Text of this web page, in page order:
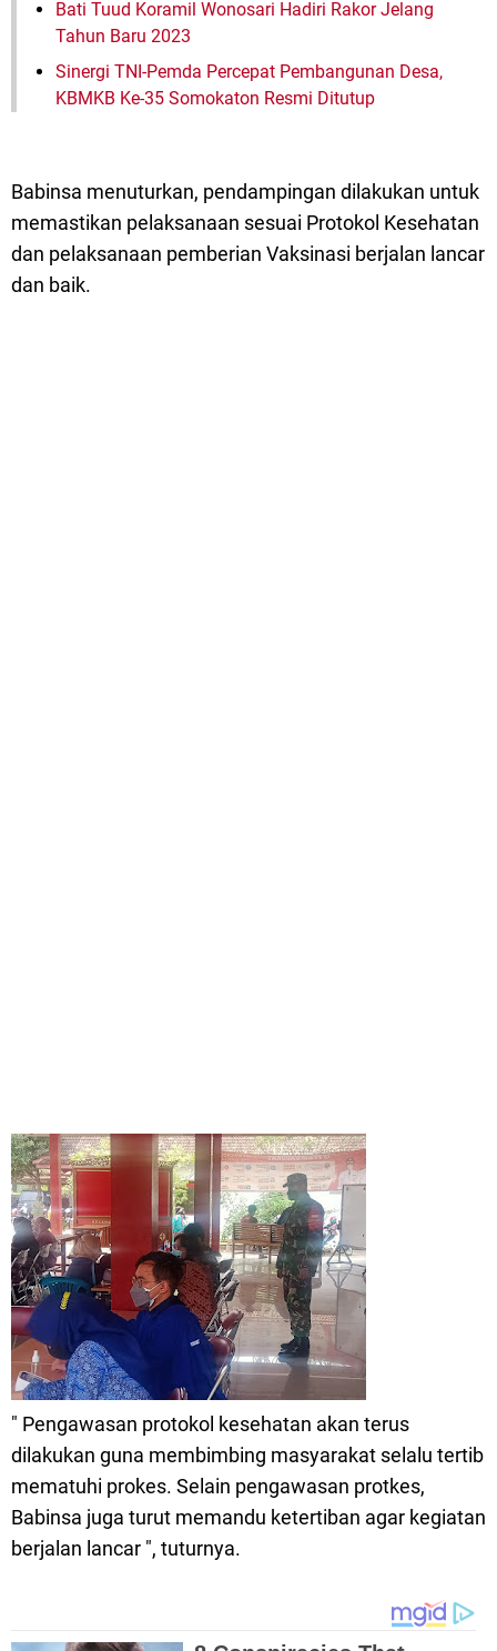
Bati Tuud Koramil Wonosari Hadiri Rakor Jelang
Tahun Baru 2023
Sinergi TNI-Pemda Percepat Pembangunan Desa,
KBMKB Ke-35 Somokaton Resmi Ditutup
Babinsa menuturkan, pendampingan dilakukan untuk
memastikan pelaksanaan sesuai Protokol Kesehatan
dan pelaksanaan pemberian Vaksinasi berjalan lancar
dan baik.
" Pengawasan protokol kesehatan akan terus
dilakukan guna membimbing masyarakat selalu tertib
mematuhi prokes. Selain pengawasan protkes,
Babinsa juga turut memandu ketertiban agar kegiatan
berjalan lancar ", tuturnya.